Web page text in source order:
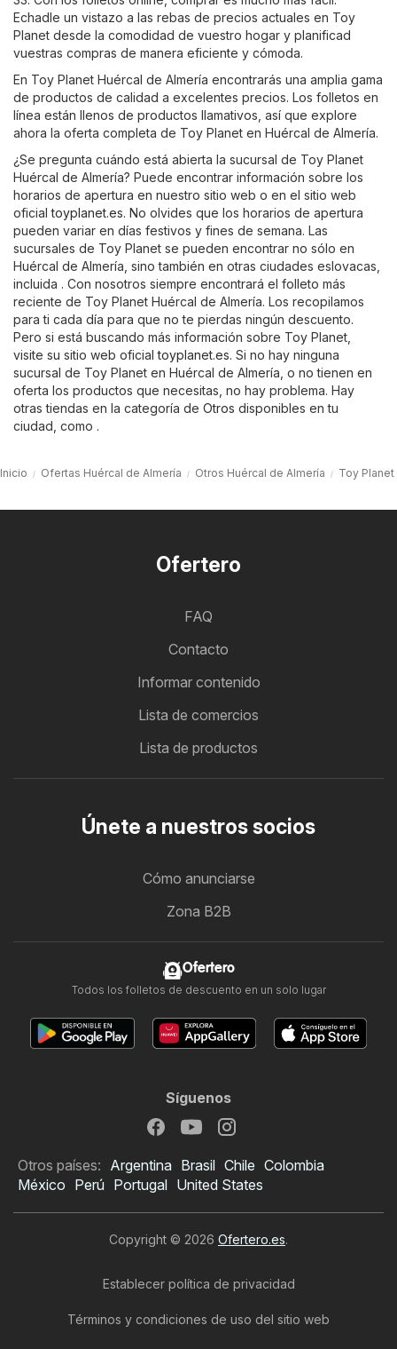
Echadle un vistazo a las rebas de precios actuales en Toy
Planet desde la comodidad de vuestro hogar y planificad
vuestras compras de manera eficiente y cómoda.
En Toy Planet Huércal de Almería encontrarás una amplia gama
de productos de calidad a excelentes precios. Los folletos en
línea están llenos de productos llamativos, así que explore
ahora la oferta completa de Toy Planet en Huércal de Almería.
¿Se pregunta cuándo está abierta la sucursal de Toy Planet
Huércal de Almería? Puede encontrar información sobre los
horarios de apertura en nuestro sitio web o en el sitio web
oficialtoyplanet.es. No olvides que los horarios de apertura
pueden variar en días festivos y fines de semana. Las
sucursales de Toy Planet se pueden encontrar no sólo en
Huércal de Almería, sino también en otras ciudades eslovacas,
incluida . Con nosotros siempre encontrará el folleto más
reciente de Toy Planet Huércal de Almería. Los recopilamos
para ti cada día para que no te pierdas ningún descuento.
Pero si está buscando más información sobre Toy Planet,
visite su sitio web oficialtoyplanet.es. Si no hay ninguna
sucursal de Toy Planet en Huércal de Almería, o no tienen en
oferta los productos que necesitas, no hay problema. Hay
otras tiendas en la categoría de Otros disponibles en tu
ciudad, como .
Inicio Ofertas Huércal de Almería Otros Huércal de Almería Toy
Ofertero
FAQ
Contacto
Informar contenido
Lista de comercios
Lista de productos
Únete a nuestros socios
Cómo anunciarse
Zona B2B
Ofertero
Todos los folletos de descuento en un solo lugar
Síguenos
Otros países: Argentina Brasil Chile Colombia
México Perú Portugal United States
Copyright © 2026 Ofertero.es.
Establecer política de privacidad
Términos y condiciones de uso del sitio web